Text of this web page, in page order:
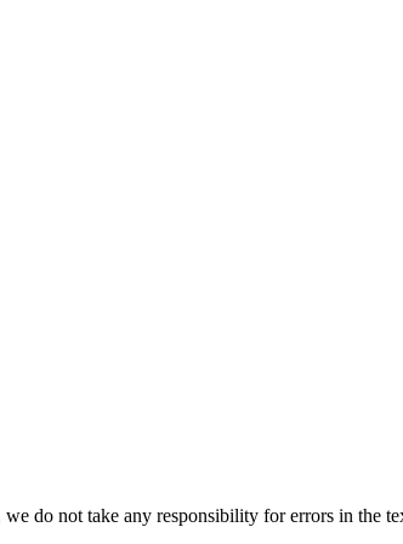
do not take any responsibility for errors in the